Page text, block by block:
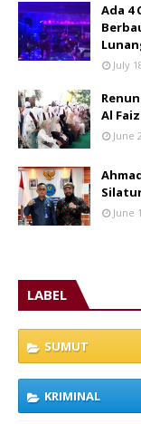
Ada 4
July
Al Faiz
June
June
LABEL
SUMUT
KRIMINAL